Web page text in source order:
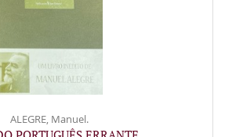
ALEGRE, Manuel.